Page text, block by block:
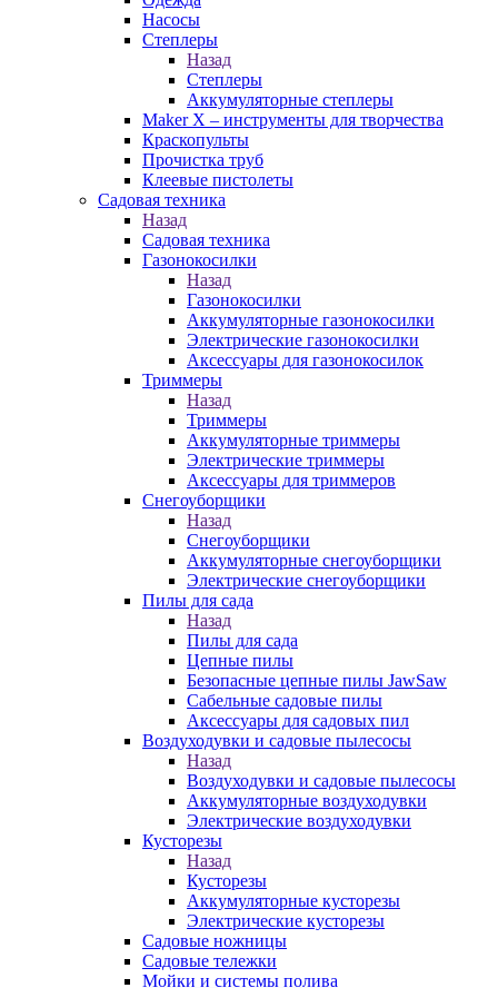
Насосы
Степлеры
Назад
Степлеры
Аккумуляторные степлеры
Maker X – инструменты для творчества
Краскопульты
Прочистка труб
Клеевые пистолеты
Садовая техника
Назад
Садовая техника
Газонокосилки
Назад
Газонокосилки
Аккумуляторные газонокосилки
Электрические газонокосилки
Аксессуары для газонокосилок
Триммеры
Назад
Триммеры
Аккумуляторные триммеры
Электрические триммеры
Аксессуары для триммеров
Снегоуборщики
Назад
Снегоуборщики
Аккумуляторные снегоуборщики
Электрические снегоуборщики
Пилы для сада
Назад
Пилы для сада
Цепные пилы
Безопасные цепные пилы JawSaw
Сабельные садовые пилы
Аксессуары для садовых пил
Воздуходувки и садовые пылесосы
Назад
Воздуходувки и садовые пылесосы
Аккумуляторные воздуходувки
Электрические воздуходувки
Кусторезы
Назад
Кусторезы
Аккумуляторные кусторезы
Электрические кусторезы
Садовые ножницы
Садовые тележки
Мойки и системы полива